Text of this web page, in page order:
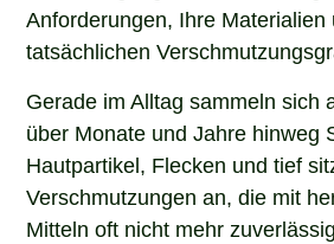
Anforderungen, Ihre Materialien
tatsächlichen
Gerade im Alltag sammeln sich
über Monate und Jahre hinweg
Hautpartikel, Flecken und tief
Verschmutzungen an, die mit
Mitteln oft nicht mehr